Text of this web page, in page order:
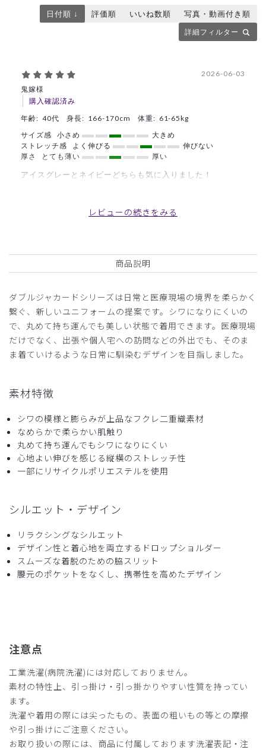
詳細フィルター
日付順 ↓ 評価順 いいね数順 写真・動画付き順
鬼嫁様
購入確認済み
2026-06-03
年齢: 40代 身長: 166-170cm 体重: 61-65kg
サイズ感
小さめ
大きめ
ストレッチ感
よく伸びる
伸びない
厚さ
とても薄い 厚い
アイスグレーとネイビーどちらも気に入りました！
購入確認済み
サイズ感
小さめ
大きめ
ストレッチ感
よく伸びる
伸びない
ポケットかない
ポケットは必須でファッション性を重視しすぎ。残念です。
高い買い物をしてしまった。
商品：
L59レディース:スクラブトップス・ダブルジャカ
ード/ディープネイビー/XL
ご購入者様
購入確認済み
2026-05-27
ベージュが欲しいです。
ード/ブラック/M
レビューの続きをみる
商品説明
ダブルジャカードシリーズは日常と医療現場の境界を柔らかく
繋ぐ、新しいユニフォームの提案です。シワになりにくいの
で、丸めて持ち運んでも美しい状態で着用できます。医療現場
だけでなく、出張や個人宅への訪問などの外出でも、そのま
ま着ていけるような日常に馴染むデザインを目指しました。
素材特徴
シワの模様と膨らみが上品なフクレ二重織素材
なめらかで柔らかい肌触り
丸めて持ち運んでもシワになりにくい
心地よい伸びを感じる縦横のストレッチ性
一部にリサイクルポリエステルを使用
シルエット・デザイン
リラクシングなシルエット
デザイン性と着心地を両立するドロップショルダー
スムーズな着脱のための脇スリット
腰元のポケットをなくし、携帯性を高めたデザイン
注意点
工業洗濯(病院洗濯)には対応しておりません。
素材の特性上、引っ掛け・引っ掛かりやすい性質を持ってい
ます。
洗濯や着用の際には尖ったもの、表面の粗いもの等との摩擦
や引っ掛けにご注意ください。
お取り扱いの際には、商品に付属しております洗濯表記・注